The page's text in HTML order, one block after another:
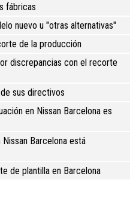
fábricas
nuevo u "otras alternativas"
de la producción
discrepancias con el recorte
sus directivos
en Nissan Barcelona es
Barcelona está
de plantilla en Barcelona